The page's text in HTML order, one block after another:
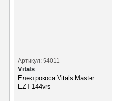
Артикул: 54011
Vitals
Електрокоса Vitals Master
EZT 144vrs